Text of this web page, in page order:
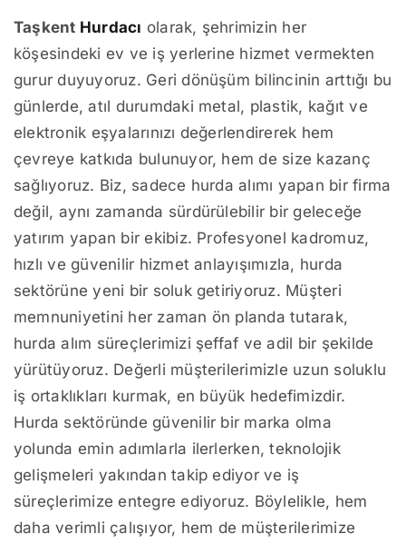
Taşkent Hurdacı olarak, şehrimizin her
köşesindeki ev ve iş yerlerine hizmet vermekten
gurur duyuyoruz. Geri dönüşüm bilincinin arttığı bu
günlerde, atıl durumdaki metal, plastik, kağıt ve
elektronik eşyalarınızı değerlendirerek hem
çevreye katkıda bulunuyor, hem de size kazanç
sağlıyoruz. Biz, sadece hurda alımı yapan bir firma
değil, aynı zamanda sürdürülebilir bir geleceğe
yatırım yapan bir ekibiz. Profesyonel kadromuz,
hızlı ve güvenilir hizmet anlayışımızla, hurda
sektörüne yeni bir soluk getiriyoruz. Müşteri
memnuniyetini her zaman ön planda tutarak,
hurda alım süreçlerimizi şeffaf ve adil bir şekilde
yürütüyoruz. Değerli müşterilerimizle uzun soluklu
iş ortaklıkları kurmak, en büyük hedefimizdir.
Hurda sektöründe güvenilir bir marka olma
yolunda emin adımlarla ilerlerken, teknolojik
gelişmeleri yakından takip ediyor ve iş
süreçlerimize entegre ediyoruz. Böylelikle, hem
daha verimli çalışıyor, hem de müşterilerimize